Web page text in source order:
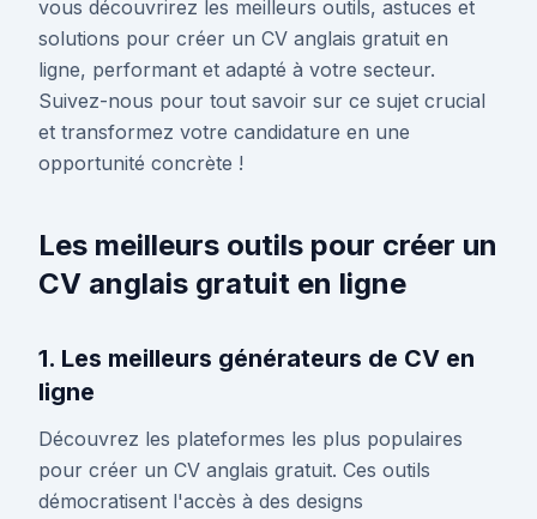
vous découvrirez les meilleurs outils, astuces et
solutions pour créer un CV anglais gratuit en
ligne, performant et adapté à votre secteur.
Suivez-nous pour tout savoir sur ce sujet crucial
et transformez votre candidature en une
opportunité concrète !
Les meilleurs outils pour créer un
CV anglais gratuit en ligne
1. Les meilleurs générateurs de CV en
ligne
Découvrez les plateformes les plus populaires
pour créer un CV anglais gratuit. Ces outils
démocratisent l'accès à des designs